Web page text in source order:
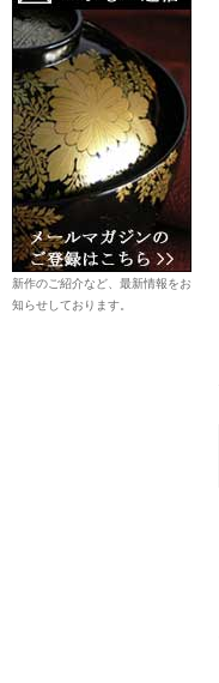
新作のご紹介など、最新情報をお
知らせしております。